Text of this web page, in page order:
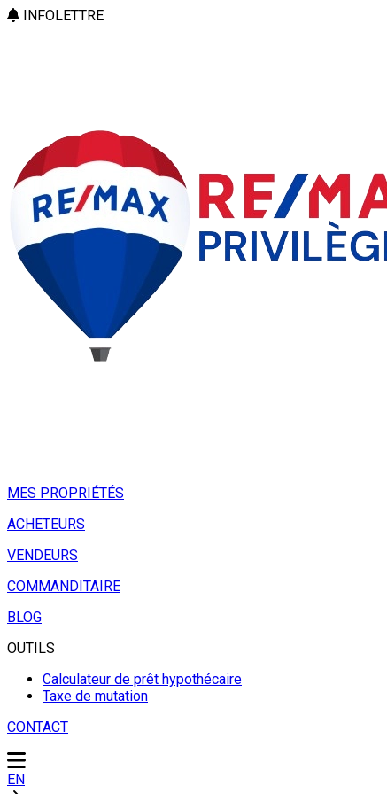
INFOLETTRE
MES PROPRIÉTÉS
ACHETEURS
VENDEURS
COMMANDITAIRE
BLOG
OUTILS
Calculateur de prêt hypothécaire
Taxe de mutation
CONTACT
EN